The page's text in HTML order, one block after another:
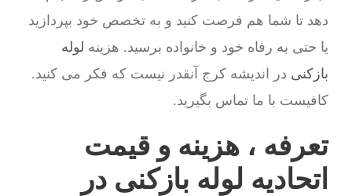
دهد تا شما هم فرصت کنید و به تخصص خود بپردازید
یا حتی به رفاه خود و خانواده برسید. هزینه لوله
بازکنی در اندیشه کرج آنقدر نیست که فکر می کنید.
کافیست با ما تماس بگیرید.
تعرفه ، هزینه و قیمت
اتحادیه لوله بازکنی در